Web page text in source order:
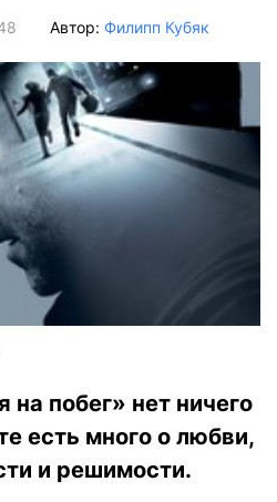
Автор: Филипп Кубяк
побег» нет ничего
есть много о любви,
и решимости.